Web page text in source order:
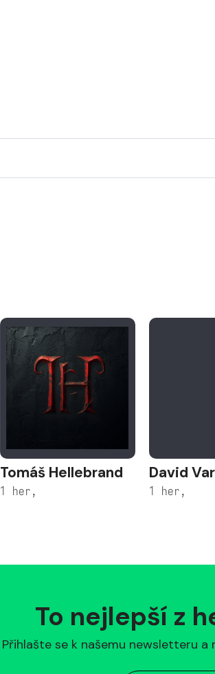
Tomáš Hellebrand
1 her,
David
1 her,
To nejlepší z
Přihlašte se k našemu newsletteru a